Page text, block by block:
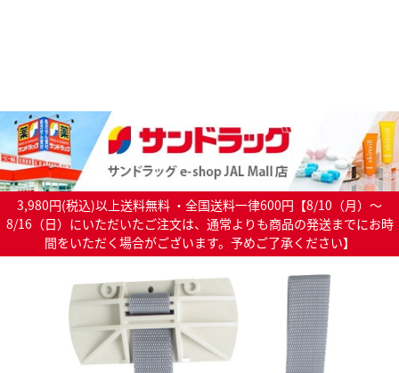
3,980円(税込)以上送料無料 ・全国送料一律600円【8/10（月）～
8/16（日）にいただいたご注文は、通常よりも商品の発送までにお時
間をいただく場合がございます。予めご了承ください】